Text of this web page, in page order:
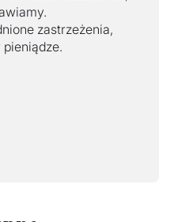
zastrzeżenia,